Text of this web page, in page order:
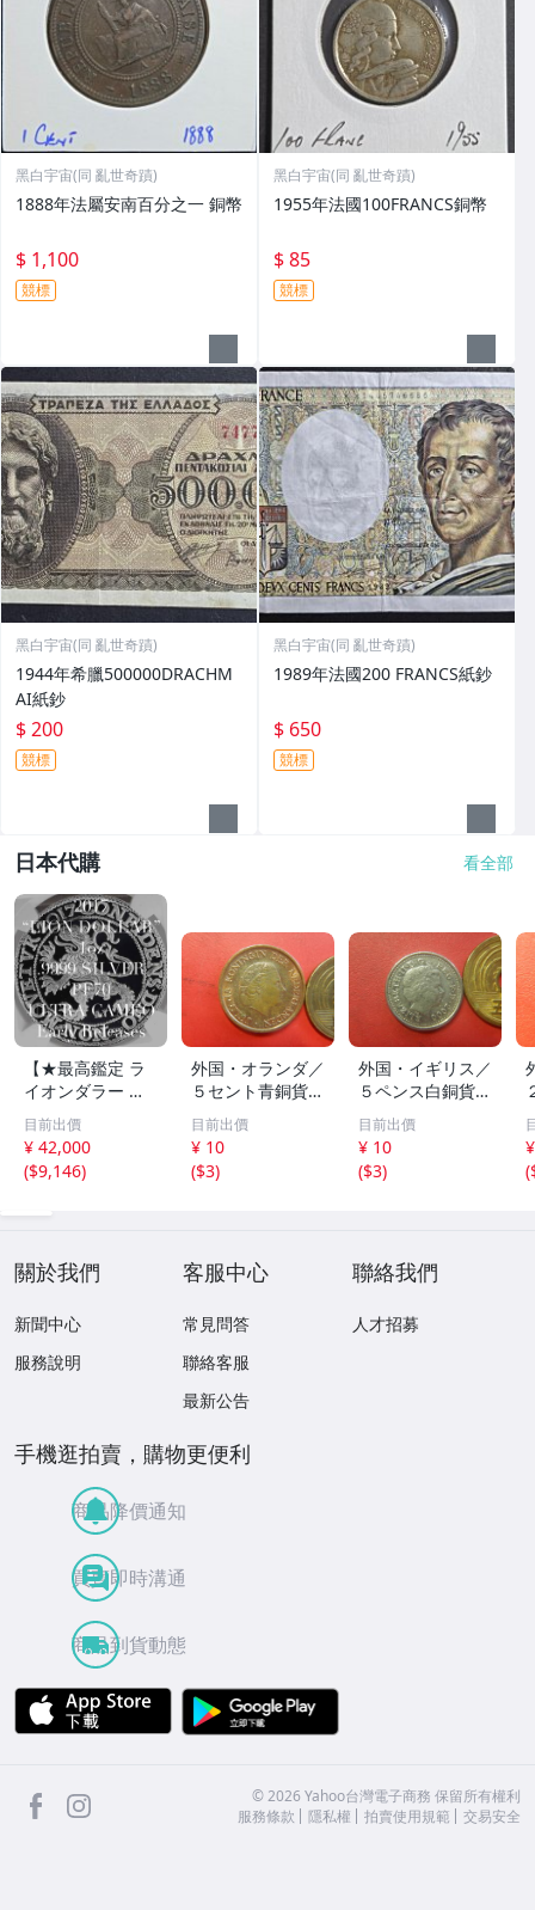
黑白宇宙(同 亂世奇蹟)
1888年法屬安南百分之一 銅幣
$ 1,100
競標
黑白宇宙(同 亂世奇蹟)
1955年法國100FRANCS銅幣
$ 85
競標
黑白宇宙(同 亂世奇蹟)
1944年希臘500000DRACHM
AI紙鈔
$ 200
競標
黑白宇宙(同 亂世奇蹟)
1989年法國200 FRANCS紙鈔
$ 650
競標
日本代購 看全部
【★最高鑑定 ラ
イオンダラー ★4
00周年記念】201
7 オランダ 発行
初年 銀貨 純銀 シ
ルバー 1オンス P
目前出價
¥ 42,000
($9,146)
外国・オランダ／
５セント青銅貨：
ユリアナ女王（1
980年） 26080
5
目前出價
¥ 10
($3)
外国・イギリス／
５ペンス白銅貨
（2000年） 260
723
目前出價
¥ 10
($3)
(
關於我們
新聞中心
服務說明
客服中心
常見問答
聯絡客服
最新公告
聯絡我們
人才招募
手機逛拍賣，購物更便利
商品降價通知
買賣即時溝通
商品到貨動態
APP Store
facebook ©2026 Yahoo台灣電子商務 保留所有權利
服務條款
隱私權 拍賣使用規範 交易安全